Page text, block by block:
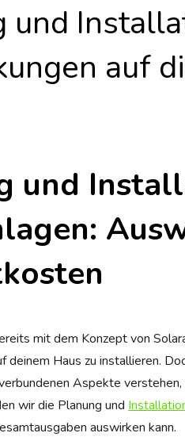
und
auf
und
mit dem Konzept von
deinem Haus zu installieren.
Aspekte
wir die Planung und
auswirken kann.